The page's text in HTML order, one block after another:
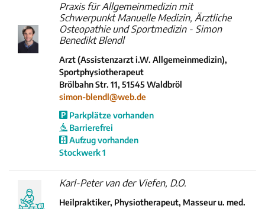
Praxis für Allgemeinmedizin mit
Schwerpunkt Manuelle Medizin, Ärztliche
Osteopathie und Sportmedizin - Simon
Benedikt Blendl
Arzt (Assistenzarzt i.W. Allgemeinmedizin),
Sportphysiotherapeut
Brölbahn Str. 11, 51545 Waldbröl
simon-blendl@web.de
Parkplätze vorhanden
Barrierefrei
Aufzug vorhanden
Stockwerk 1
Karl-Peter van der Viefen, D.O.
Heilpraktiker, Physiotherapeut, Masseur u. med.